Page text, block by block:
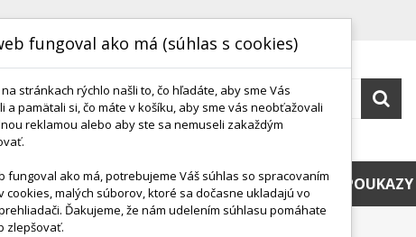
DODANIE A TERMÍNY DARČEKOVÉ POUKAZY
Lopta Basketbalová Gala Harlem 5 Gumová Farebná
fungoval ako má (súhlas s cookies)
stránkach rýchlo našli to, čo hľadáte, aby sme Vás
a pamätali si, čo máte v košíku, aby sme vás neobťažovali
reklamou alebo aby ste sa nemuseli zakaždým
fungoval ako má, potrebujeme Váš súhlas so spracovaním
cookies, malých súborov, ktoré sa dočasne ukladajú vo
Ďakujeme, že nám udelením súhlasu pomáhate
zlepšovať.